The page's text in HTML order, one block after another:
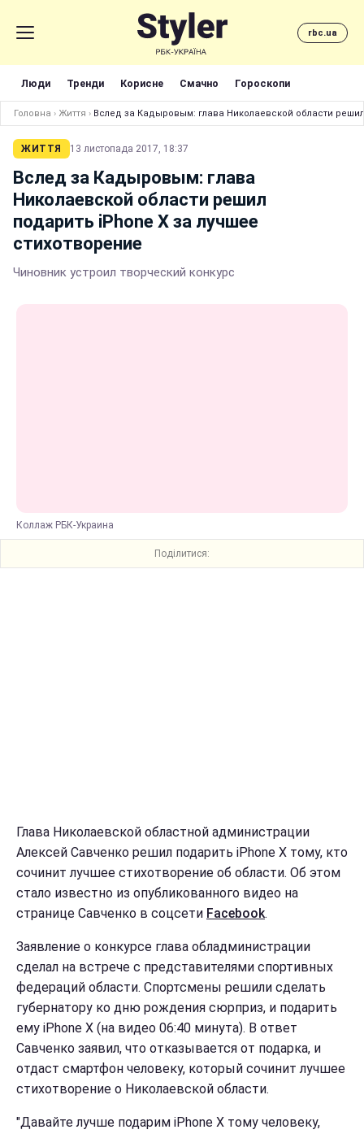
rbc.ua
Люди Тренди Корисне Смачно Гороскопи
Головна › Життя › Вслед за Кадыровым: глава Николаевской области
ЖИТТЯ 13 листопада 2017, 18:37
Вслед за Кадыровым: глава
Николаевской области решил
подарить iPhone X за лучшее
стихотворение
Чиновник устроил творческий конкурс
Коллаж РБК-Украина
Поділитися:
Глава Николаевской областной администрации
Алексей Савченко решил подарить iPhone X тому, кто
сочинит лучшее стихотворение об области. Об этом
стало известно из опубликованного видео на
странице Савченко в соцсети Facebook.
Заявление о конкурсе глава обладминистрации
сделал на встрече с представителями спортивных
федераций области. Спортсмены решили сделать
губернатору ко дню рождения сюрприз, и подарить
ему iPhone X (на видео 06:40 минута). В ответ
Савченко заявил, что отказывается от подарка, и
отдаст смартфон человеку, который сочинит лучшее
стихотворение о Николаевской области.
"Давайте лучше подарим iPhone X тому человеку,